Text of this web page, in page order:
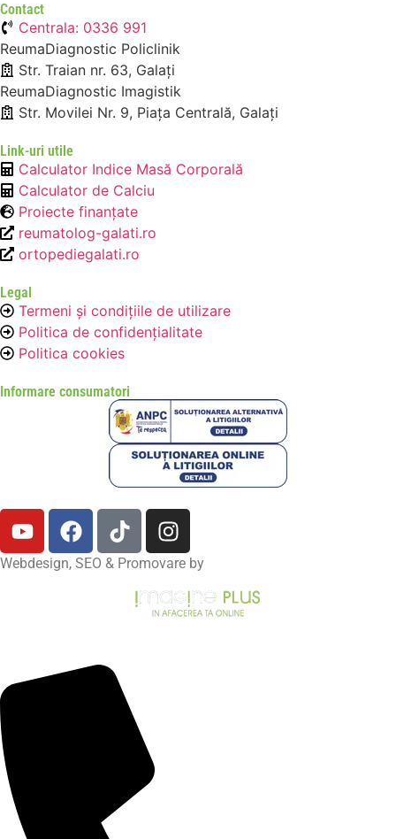
Contact
Centrala: 0336 991
ReumaDiagnostic Policlinik
Str. Traian nr. 63, Galați
ReumaDiagnostic Imagistik
Str. Movilei Nr. 9, Piața Centrală, Galați
Link-uri utile
Calculator Indice Masă Corporală
Calculator de Calciu
Proiecte finanțate
reumatolog-galati.ro
ortopediegalati.ro
Legal
Termeni și condițiile de utilizare
Politica de confidențialitate
Politica cookies
Informare consumatori
Webdesign, SEO & Promovare by